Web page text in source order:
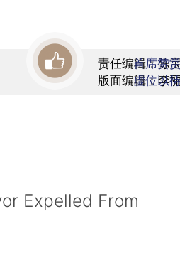
责任编辑：陈
版面编辑：李
首席赞
虚位以
Expelled From